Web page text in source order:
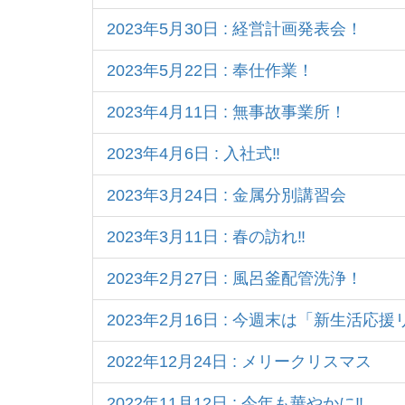
2023年5月30日 : 経営計画発表会！
2023年5月22日 : 奉仕作業！
2023年4月11日 : 無事故事業所！
2023年4月6日 : 入社式‼
2023年3月24日 : 金属分別講習会
2023年3月11日 : 春の訪れ‼
2023年2月27日 : 風呂釜配管洗浄！
2023年2月16日 : 今週末は「新生活応援
2022年12月24日 : メリークリスマス